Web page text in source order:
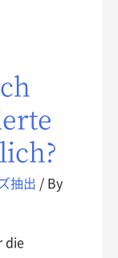
抽出 / By
die